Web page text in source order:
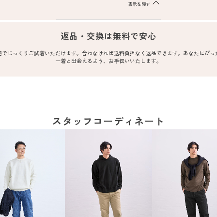
表示を隠す
返品・交換は無料で安心
でじっくりご試着いただけます。合わなければ送料負担なく返品できます。あなたにぴっ
一着と出会えるよう、お手伝いいたします。
スタッフコーディネート